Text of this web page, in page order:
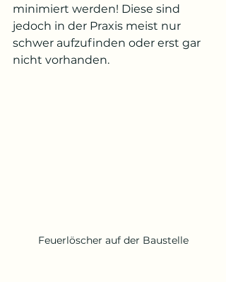
minimiert werden! Diese sind
jedoch in der Praxis meist nur
schwer aufzufinden oder erst gar
nicht vorhanden.
Feuerlöscher auf der Baustelle